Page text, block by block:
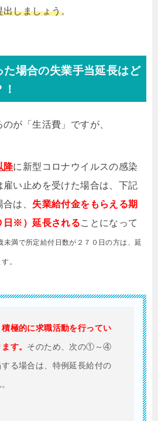
出しましょう。
た場合の失業手当延長はど
が「生活費」ですが、
降に新型コロナウイルスの感染
い止めを受けた場合は、下記
は、 失業給付金を もらえる期
日※）延長されることになって
満で所定給付日数が２７０日の方は、延
。
極的に求職活動を行ってい
す。 そのため、次の①～④
る場合は、特例延長給付の